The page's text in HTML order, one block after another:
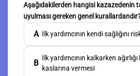
Aşağıdakilerden hangisi kazazedenin
uyulması gereken genel
A İlk yardımcının kendi sağlığını
B
İlk yardımcının kalkarken ağırlığı
kaslarına vermesi